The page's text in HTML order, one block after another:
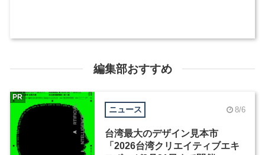
編集部おすすめ
ニュース 8/6
台湾最大のデザイン見本市
「2026台湾クリエイティブエキ
PR